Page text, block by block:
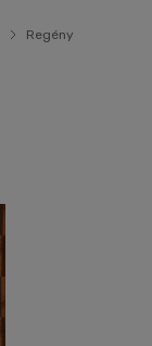
Regény